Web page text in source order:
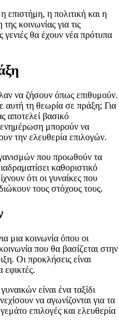
επιστήμη, η πολιτική και η
κοινωνίας για τις
γενιές θα έχουν νέα πρότυπα
να ζήσουν όπως επιθυμούν.
τη θεωρία σε πράξη; Για
αποτελεί βασικό
μπορούν να
την ελευθερία επιλογών.
που προωθούν τα
καθοριστικό
ότι οι γυναίκες που
τους στόχους τους.
μια κοινωνία όπου οι
που θα βασίζεται στην
Οι προκλήσεις είναι
εφικτές.
είναι ένα ταξίδι
να αγωνίζονται για τα
επιλογές και ελευθερία